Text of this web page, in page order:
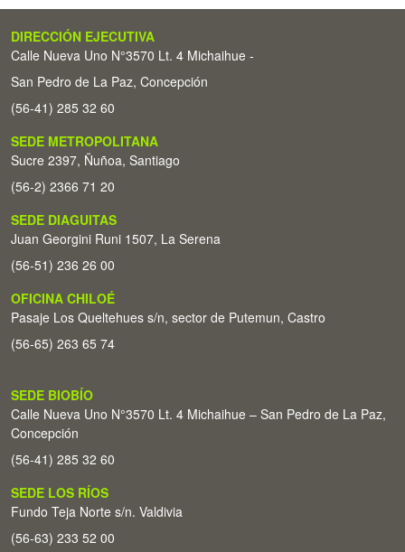
DIRECCIÓN EJECUTIVA
Calle Nueva Uno N°3570 Lt. 4 Michaihue -
San Pedro de La Paz, Concepción
(56-41) 285 32 60
SEDE METROPOLITANA
Sucre 2397, Ñuñoa, Santiago
(56-2) 2366 71 20
SEDE DIAGUITAS
Juan Georgini Runi 1507, La Serena
(56-51) 236 26 00
OFICINA CHILOÉ
Pasaje Los Queltehues s/n, sector de Putemun, Castro
(56-65) 263 65 74
SEDE BIOBÍO
Calle Nueva Uno N°3570 Lt. 4 Michaihue – San Pedro de La Paz,
Concepción
(56-41) 285 32 60
SEDE LOS RÍOS
Fundo Teja Norte s/n. Valdivia
(56-63) 233 52 00